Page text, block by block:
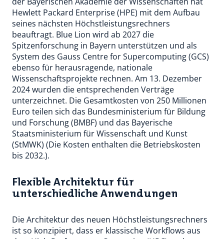
Hewlett Packard Enterprise (HPE) mit dem Aufbau
seines nächsten Höchstleistungsrechners
beauftragt. Blue Lion wird ab 2027 die
Spitzenforschung in Bayern unterstützen und als
System des Gauss Centre for Supercomputing (GCS)
ebenso für herausragende, nationale
Wissenschaftsprojekte rechnen. Am 13. Dezember
2024 wurden die entsprechenden Verträge
unterzeichnet. Die Gesamtkosten von 250 Millionen
Euro teilen sich das Bundesministerium für Bildung
und Forschung (BMBF) und das Bayerische
Staatsministerium für Wissenschaft und Kunst
(StMWK) (Die Kosten enthalten die Betriebskosten
bis 2032.).
Flexible Architektur für
unterschiedliche Anwendungen
Die Architektur des neuen Höchstleistungsrechners
ist so konzipiert, dass er klassische Workflows aus